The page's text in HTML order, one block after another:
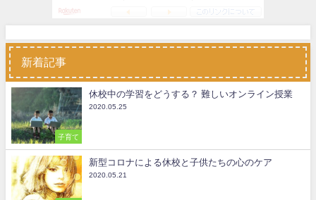
新着記事
子育て
休校中の学習をどうする？ 難しいオンライン授業
2020.05.25
新型コロナによる休校と子供たちの心のケア
2020.05.21